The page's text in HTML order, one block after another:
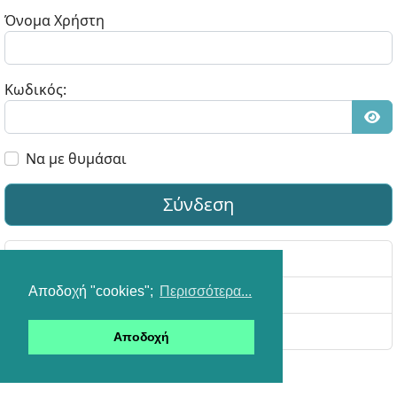
Αποδοχή "cookies"; Περισσότερα...
Αποδοχή
Όνομα Χρήστη
Κωδικός:
Να με θυμάσαι
Σύνδεση
Ξεχάσατε το όνομα εισόδου σας;
Δημιουργία λογαριασμού